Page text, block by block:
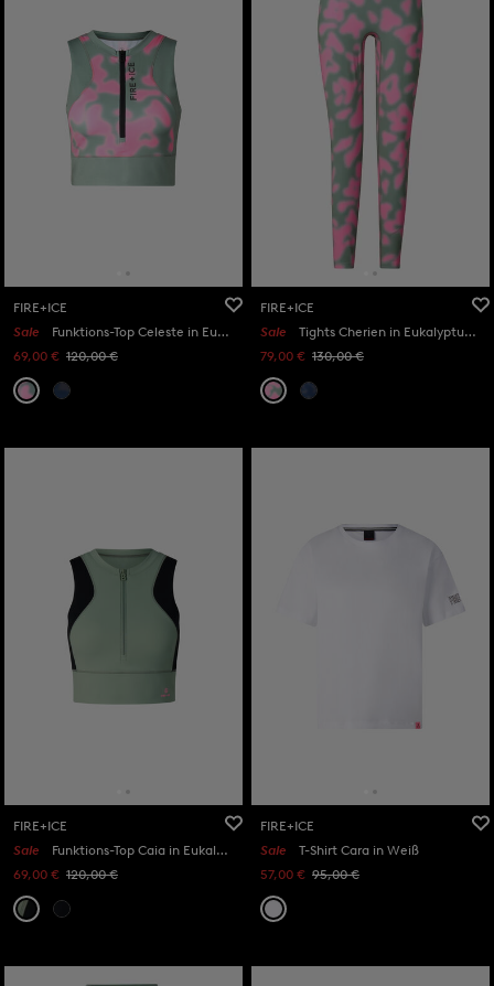
FIRE+ICE
Sale
Funktions-Top Celeste in Eukalyptus/Pink
69,00 € 120,00 €
FIRE+ICE
Sale
Tights Cherien in Eukalyptus/Pink
79,00 € 130,00 €
FIRE+ICE
Sale
Funktions-Top Caia in Eukalyptus/Schwarz
69,00 € 120,00 €
FIRE+ICE
Sale
T-Shirt Cara in Weiß
57,00 € 95,00 €